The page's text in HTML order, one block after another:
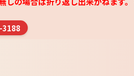
3188